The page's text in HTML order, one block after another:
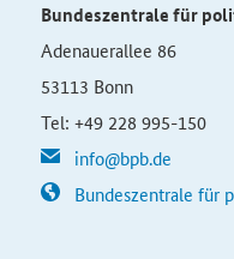
Bundeszentrale für
Adenauerallee 86
53113 Bonn
Tel: +49 228 995-150
info@bpb.de
Bundeszentrale für